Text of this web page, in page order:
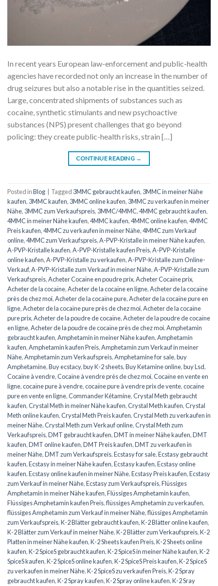
In recent years European law-enforcement and public-health
agencies have recorded not only an increase in the number of
drug seizures but also a notable rise in the quantities seized.
Large, concentrated shipments of substances such as
cocaine, synthetic stimulants and new psychoactive
substances (NPS) present challenges that go beyond
policing: they create public-health risks, strain […]
CONTINUE READING →
Posted inBlog Tagged 3MMC gebraucht kaufen, 3MMC in meiner Nähe
kaufen, 3MMC kaufen, 3MMC online kaufen, 3MMC zu verkaufen in meiner
Nähe, 3MMC zum Verkaufspreis, 3MMC/4MMC,4MMC gebraucht kaufen,
4MMC in meiner Nähe kaufen,4MMC kaufen,4MMC online kaufen,4MMC
Preis kaufen,4MMC zu verkaufen in meiner Nähe,4MMC zum Verkauf
online,4MMC zum Verkaufspreis,A-PVP-Kristalle in meiner Nähe kaufen,
A-PVP-Kristalle kaufen,A-PVP-Kristalle kaufen Preis,A-PVP-Kristalle
online kaufen,A-PVP-Kristalle zu verkaufen,A-PVP-Kristalle zum Online-
Verkauf,A-PVP-Kristalle zum Verkauf in meiner Nähe,A-PVP-Kristalle zum
Verkaufspreis,Acheter Cocaïne en poudre prix,Acheter Cocaïne prix,
Acheter de la cocaïne,Acheter de la cocaïne en ligne,Acheter de la cocaïne
près de chez moi,Acheter de la cocaïne pure,Acheter de la cocaïne pure en
ligne,Acheter de la cocaïne pure près de chez moi,Acheter de la cocaïne
pure prix,Acheter de la poudre de cocaïne,Acheter de la poudre de cocaïne
en ligne,Acheter de la poudre de cocaïne près de chez moi,Amphetamin
gebraucht kaufen,Amphetamin in meiner Nähe kaufen,Amphetamin
kaufen,Amphetamin kaufen Preis,Amphetamin zum Verkauf in meiner
Nähe,Amphetamin zum Verkaufspreis,Amphetamine for sale,buy
Amphetamine,Buy ecstacy,buy K-2 sheets,Buy Ketamine online,buy Lsd,
Cocaïne à vendre,Cocaïne à vendre près de chez moi,Cocaïne en vente en
ligne,cocaïne pure à vendre,cocaïne pure à vendre prix de vente,cocaïne
pure en vente en ligne,Commander Kétamine,Crystal Meth gebraucht
kaufen,Crystal Meth in meiner Nähe kaufen,Crystal Meth kaufen,Crystal
Meth online kaufen,Crystal Meth Preis kaufen,Crystal Meth zu verkaufen in
meiner Nähe,Crystal Meth zum Verkauf online,Crystal Meth zum
Verkaufspreis,DMT gebraucht kaufen,DMT in meiner Nähe kaufen,DMT
kaufen,DMT online kaufen,DMT Preis kaufen,DMT zu verkaufen in
meiner Nähe,DMT zum Verkaufspreis,Ecstasy for sale,Ecstasy gebraucht
kaufen,Ecstasy in meiner Nähe kaufen,Ecstasy kaufen,Ecstasy online
kaufen,Ecstasy online kaufen in meiner Nähe,Ecstasy Preis kaufen,Ecstasy
zum Verkauf in meiner Nähe,Ecstasy zum Verkaufspreis,Flüssiges
Amphetamin in meiner Nähe kaufen,Flüssiges Amphetamin kaufen,
Flüssiges Amphetamin kaufen Preis,flüssiges Amphetamin zu verkaufen,
flüssiges Amphetamin zum Verkauf in meiner Nähe,flüssiges Amphetamin
zum Verkaufspreis,K-2 Blätter gebraucht kaufen,K-2 Blätter online kaufen,
K-2 Blätter zum Verkauf in meiner Nähe,K-2 Blätter zum Verkaufspreis,K-2
Platten in meiner Nähe kaufen,K-2 Sheets kaufen Preis,K-2 Sheets online
kaufen,K-2 SpiceS gebraucht kaufen,K-2 SpiceS in meiner Nähe kaufen,K-2
SpiceS kaufen,K-2 SpiceS online kaufen,K-2 SpiceS Preis kaufen,K-2 SpiceS
zu verkaufen in meiner Nähe,K-2 SpiceS zu verkaufen Preis,K-2 Spray
gebraucht kaufen,K-2 Spray kaufen,K-2 Spray online kaufen,K-2 Sray